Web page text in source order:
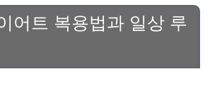
어트 복용법과 일상 루